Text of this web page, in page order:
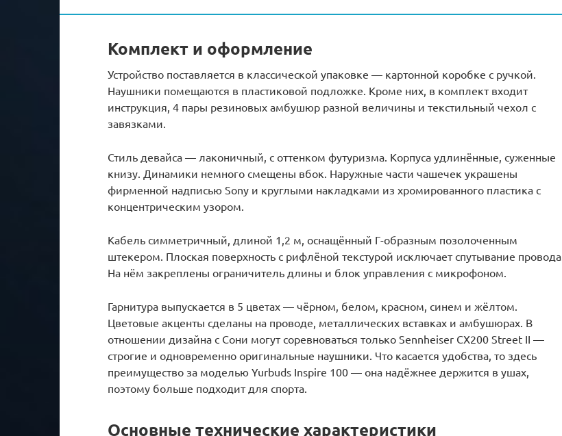
Комплект и оформление
Устройство поставляется в классической упаковке — картонной коробке с ручкой.
Наушники помещаются в пластиковой подложке. Кроме них, в комплект входит
инструкция, 4 пары резиновых амбушюр разной величины и текстильный чехол с
завязками.
Стиль девайса — лаконичный, с оттенком футуризма. Корпуса удлинённые, суженные
книзу. Динамики немного смещены вбок. Наружные части чашечек украшены
фирменной надписью Sony и круглыми накладками из хромированного пластика с
концентрическим узором.
Кабель симметричный, длиной 1,2 м, оснащённый Г-образным позолоченным
штекером. Плоская поверхность с рифлёной текстурой исключает спутывание провода.
На нём закреплены ограничитель длины и блок управления с микрофоном.
Гарнитура выпускается в 5 цветах — чёрном, белом, красном, синем и жёлтом.
Цветовые акценты сделаны на проводе, металлических вставках и амбушюрах. В
отношении дизайна с Сони могут соревноваться только Sennheiser CX200 Street II —
строгие и одновременно оригинальные наушники. Что касается удобства, то здесь
преимущество за моделью Yurbuds Inspire 100 — она надёжнее держится в ушах,
поэтому больше подходит для спорта.
Основные технические характеристики